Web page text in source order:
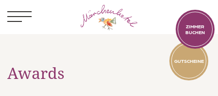
ZIMMER
BUCHEN
GUTSCHEINE
Awards